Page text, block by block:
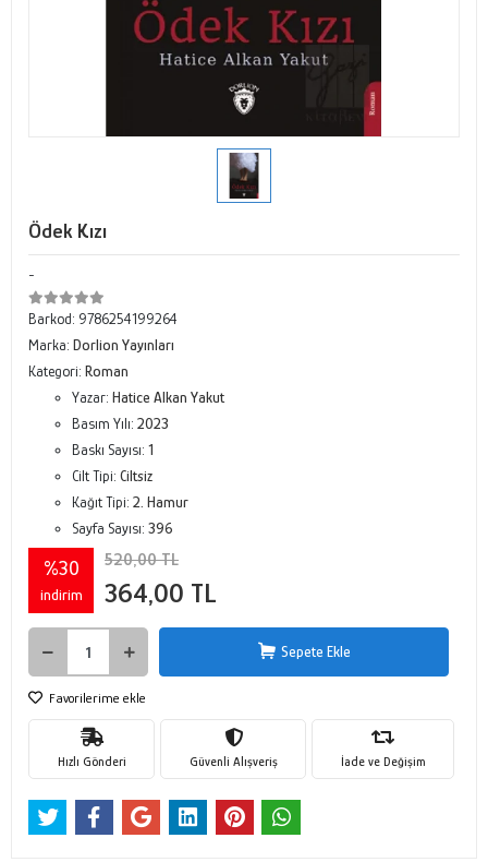
Ödek Kızı
-
Barkod: 9786254199264
Marka: Dorlion Yayınları
Kategori: Roman
Yazar: Hatice Alkan Yakut
Basım Yılı: 2023
Baskı Sayısı: 1
Cilt Tipi: Ciltsiz
Kağıt Tipi: 2. Hamur
Sayfa Sayısı: 396
%30
indirim
520,00 TL
364,00 TL
Sepete Ekle
Favorilerime ekle
Hızlı Gönderi Güvenli Alışveriş İade ve Değişim